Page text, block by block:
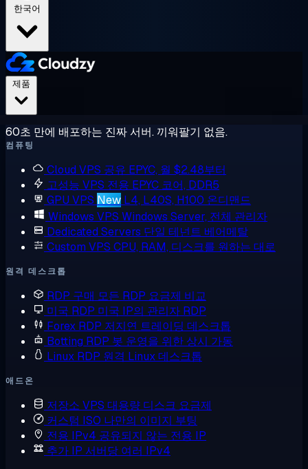
한국어
60초 만에 배포하는 진짜 서버. 끼워팔기 없음.
컴퓨팅
Cloud VPS 공유 EPYC, 월 $2.48부터
고성능 VPS 전용 EPYC 코어, DDR5
GPU VPS New L4, L40S, H100 온디맨드
Windows VPS Windows Server, 전체 관리자
Dedicated Servers 단일 테넌트 베어메탈
Custom VPS CPU, RAM, 디스크를 원하는 대로
원격 데스크톱
RDP 구매 모든 RDP 요금제 비교
미국 RDP 미국 IP의 관리자 RDP
Forex RDP 저지연 트레이딩 데스크톱
Botting RDP 봇 운영을 위한 상시 가동
Linux RDP 원격 Linux 데스크톱
애드온
저장소 VPS 대용량 디스크 요금제
커스텀 ISO 나만의 이미지 부팅
전용 IPv4 공유되지 않는 전용 IP
추가 IP 서버당 여러 IPv4